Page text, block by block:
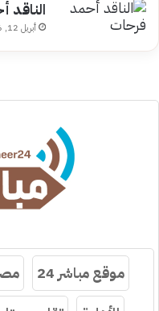
أبريل 12, 2026
موقع مباشر 24